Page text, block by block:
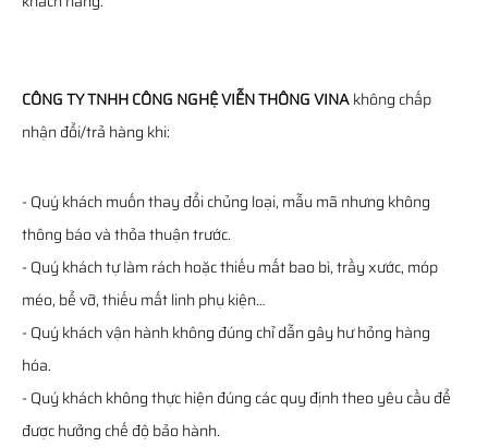
CÔNG TY TNHH CÔNG NGHỆ VIỄN THÔNG VINAkhông chấp
nhận đổi/trả hàng khi:
- Quý khách muốn thay đổi chủng loại, mẫu mã nhưng không
thông báo và thỏa thuận trước.
- Quý khách tự làm rách hoặc thiếu mất bao bì, trầy xước, móp
méo, bể vỡ, thiếu mất linh phụ kiện…
- Quý khách vận hành không đúng chỉ dẫn gây hư hỏng hàng
hóa.
- Quý khách không thực hiện đúng các quy định theo yêu cầu để
được hưởng chế độ bảo hành.